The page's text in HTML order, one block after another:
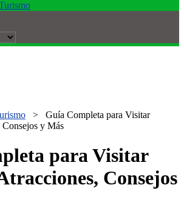
> Guía Completa para Visitar
y Más
para Visitar
Consejos